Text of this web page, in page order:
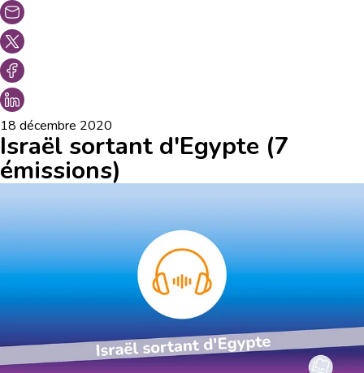
18 décembre 2020
Israël sortant d'Egypte (7
émissions)